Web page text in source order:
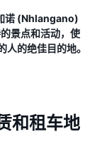
诺 (Nhlangano)
景点和活动，使
的绝佳目的地。
和租车地